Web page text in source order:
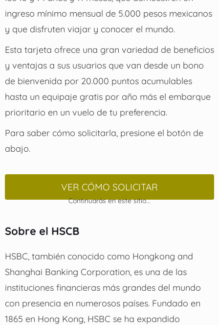
ingreso mínimo mensual de 5.000 pesos mexicanos
y que disfruten viajar y conocer el mundo.
Esta tarjeta ofrece una gran variedad de beneficios
y ventajas a sus usuarios que van desde un bono
de bienvenida por 20.000 puntos acumulables
hasta un equipaje gratis por año más el embarque
prioritario en un vuelo de tu preferencia.
Para saber cómo solicitarla, presione el botón de
abajo.
VER CÓMO SOLICITAR
Continuarás en este sitio...
Sobre el HSCB
HSBC, también conocido como Hongkong and
Shanghai Banking Corporation, es una de las
instituciones financieras más grandes del mundo
con presencia en numerosos países. Fundado en
1865 en Hong Kong, HSBC se ha expandido